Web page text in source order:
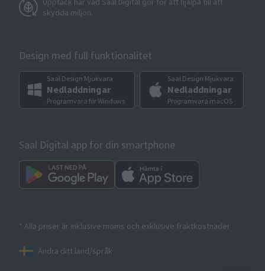
skydda miljön.
Design med full funktionalitet
Saal Design Mjukvara
Nedladdningar
Programvara för Windows
Saal Design Mjukvara
Nedladdningar
Programvara macOS
Saal Digital app för din smartphone
* Alla priser är inklusive moms och exklusive fraktkostnader
Ändra ditt land/språk